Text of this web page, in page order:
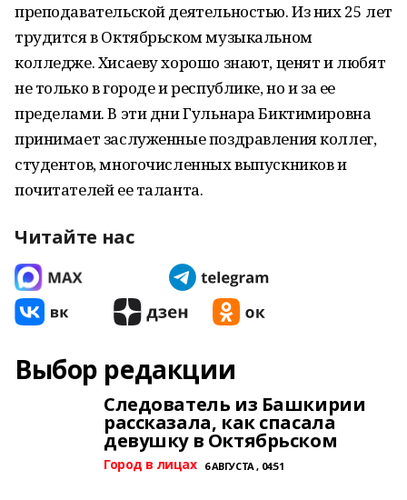
преподавательской деятельностью. Из них 25 лет
трудится в Октябрьском музыкальном
колледже. Хисаеву хорошо знают, ценят и любят
не только в городе и республике, но и за ее
пределами. В эти дни Гульнара Биктимировна
принимает заслуженные поздравления коллег,
студентов, многочисленных выпускников и
почитателей ее таланта.
Читайте нас
Выбор редакции
Следователь из Башкирии
рассказала, как спасала
девушку в Октябрьском
Город в лицах 6 АВГУСТА , 04:51